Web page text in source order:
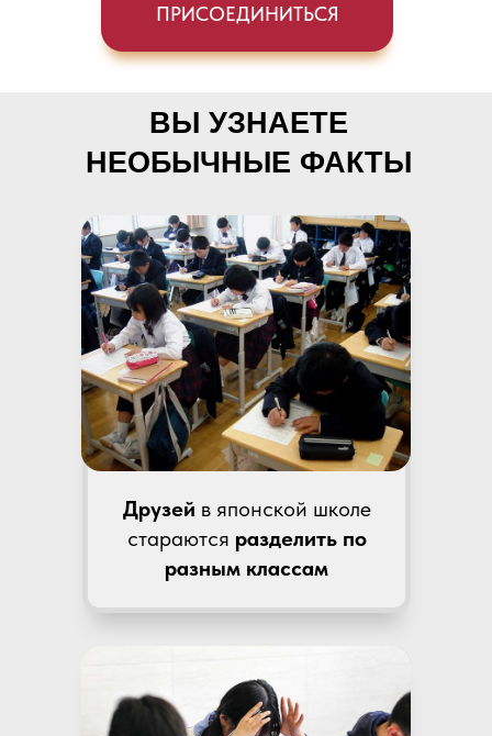
ПРИСОЕДИНИТЬСЯ
ВЫ УЗНАЕТЕ
НЕОБЫЧНЫЕ ФАКТЫ
Друзей в японской школе
стараются разделить по
разным классам